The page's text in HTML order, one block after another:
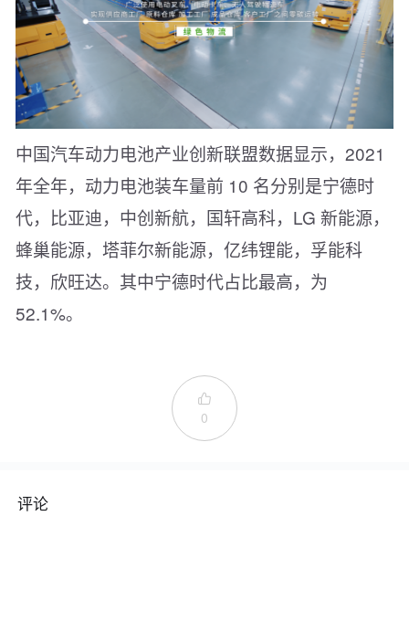
中国汽车动力电池产业创新联盟数据显示，2021
年全年，动力电池装车量前 10 名分别是宁德时
代，比亚迪，中创新航，国轩高科，LG 新能源，
蜂巢能源，塔菲尔新能源，亿纬锂能，孚能科
技，欣旺达。其中宁德时代占比最高，为
52.1%。

0
评论